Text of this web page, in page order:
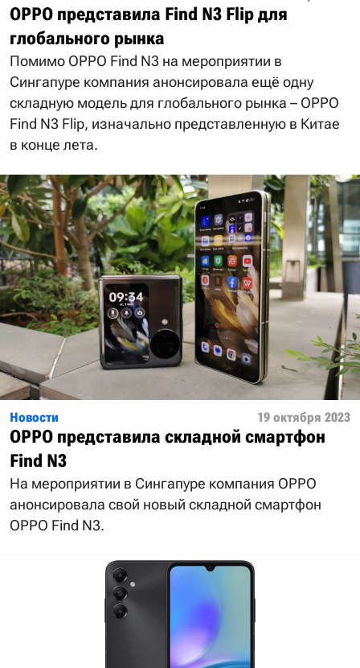
OPPO представила Find N3 Flip для
глобального рынка
Помимо OPPO Find N3 на мероприятии в
Сингапуре компания анонсировала ещё одну
складную модель для глобального рынка – OPPO
Find N3 Flip, изначально представленную в Китае
в конце лета.
Новости 19 октября 2023
OPPO представила складной смартфон
Find N3
На мероприятии в Сингапуре компания OPPO
анонсировала свой новый складной смартфон
OPPO Find N3.